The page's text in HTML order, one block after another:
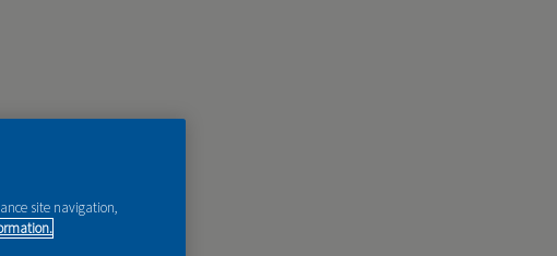
site navigation,